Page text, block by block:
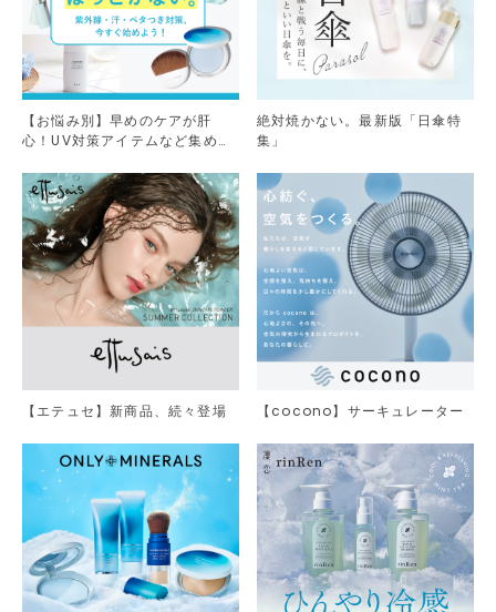
【お悩み別】早めのケアが肝
心！UV対策アイテムなど集めま
絶対焼かない。最新版「日傘特
集」
【エテュセ】新商品、続々登場 【cocono】サーキュレーター